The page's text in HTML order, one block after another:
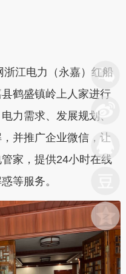
江电力（永嘉）红船
鹤盛镇岭上人家进行
力需求、发展规划、
并推广企业微信，让
家，提供24小时在线
等服务。